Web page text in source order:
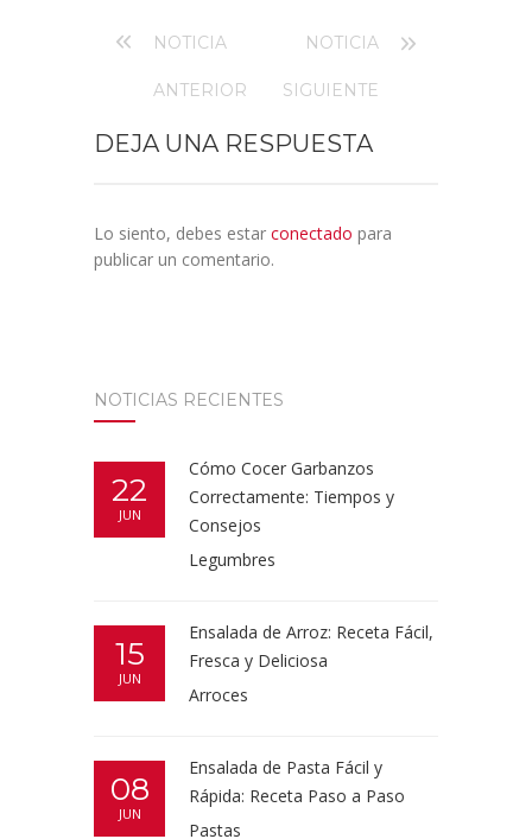
NOTICIA
ANTERIOR
NOTICIA
SIGUIENTE
DEJA UNA RESPUESTA
Lo siento, debes estar conectado para
publicar un comentario.
NOTICIAS RECIENTES
22
JUN
Cómo Cocer Garbanzos
Correctamente: Tiempos y
Consejos
Legumbres
15
JUN
Ensalada de Arroz: Receta Fácil,
Fresca y Deliciosa
Arroces
08
JUN
Ensalada de Pasta Fácil y
Rápida: Receta Paso a Paso
Pastas